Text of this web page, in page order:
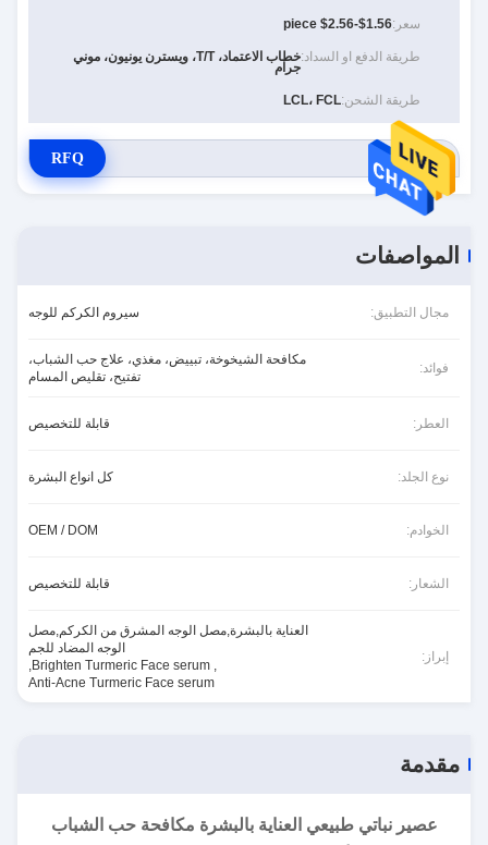
سعر:$1.56-$2.56 piece
طريقة الدفع او السداد: خطاب الاعتماد، T/T، ويسترن يونيون، موني
جرام
طريقة الشحن:LCL، FCL
RFQ
المواصفات
مجال التطبيق: سيروم الكركم للوجه
فوائد:
مكافحة الشيخوخة، تبييض، مغذي، علاج حب الشباب،
تفتيح، تقليص المسام
العطر: قابلة للتخصيص
نوع الجلد: كل انواع البشرة
الخوادم: OEM / DOM
الشعار: قابلة للتخصيص
إبراز:
العناية بالبشرة,مصل الوجه المشرق من الكركم,مصل
الوجه المضاد للجم
,
Brighten Turmeric Face serum
,
Anti-Acne Turmeric Face serum
مقدمة
عصير نباتي طبيعي العناية بالبشرة مكافحة حب الشباب